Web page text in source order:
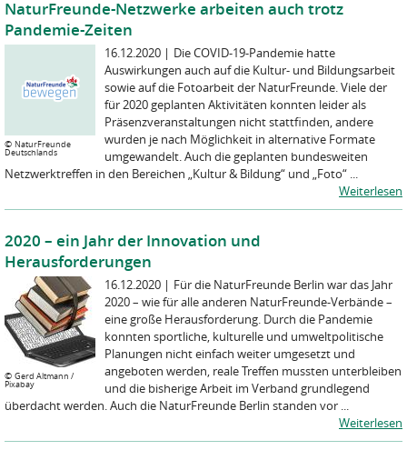
NaturFreunde-Netzwerke arbeiten auch trotz
Pandemie-Zeiten
© NaturFreunde
Deutschlands
16.12.2020 | Die COVID-19-Pandemie hatte
Auswirkungen auch auf die Kultur- und Bildungsarbeit
sowie auf die Fotoarbeit der NaturFreunde. Viele der
für 2020 geplanten Aktivitäten konnten leider als
Präsenzveranstaltungen nicht stattfinden, andere
wurden je nach Möglichkeit in alternative Formate
umgewandelt. Auch die geplanten bundesweiten
Netzwerktreffen in den Bereichen „Kultur & Bildung“ und „Foto“ ...
Weiterlesen
2020 – ein Jahr der Innovation und
Herausforderungen
© Gerd Altmann /
Pixabay
16.12.2020 | Für die NaturFreunde Berlin war das Jahr
2020 – wie für alle anderen NaturFreunde-Verbände –
eine große Herausforderung. Durch die Pandemie
konnten sportliche, kulturelle und umweltpolitische
Planungen nicht einfach weiter umgesetzt und
angeboten werden, reale Treffen mussten unterbleiben
und die bisherige Arbeit im Verband grundlegend
überdacht werden. Auch die NaturFreunde Berlin standen vor ...
Weiterlesen